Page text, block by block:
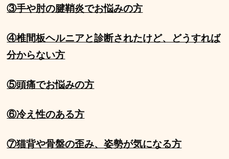
③手や肘の腱鞘炎でお悩みの方
④椎間板ヘルニアと診断されたけど、どうすれば
分からない方
⑤頭痛でお悩みの方
⑥冷え性のある方
⑦猫背や骨盤の歪み、姿勢が気になる方